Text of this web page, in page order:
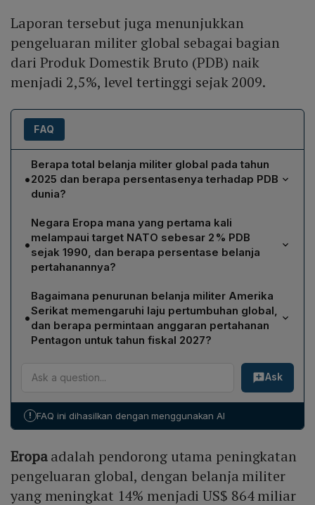
Laporan tersebut juga menunjukkan
pengeluaran militer global sebagai bagian
dari Produk Domestik Bruto (PDB) naik
menjadi 2,5%, level tertinggi sejak 2009.
FAQ
•
Berapa total belanja militer global pada tahun
2025 dan berapa persentasenya terhadap PDB
dunia?
Menurut laporan SIPRI, belanja militer global pada 2025
mencapai US$ 2,89 triliun (sekitar Rp 49,8 kuadriliun)
dan menyumbang 2,5 % dari PDB dunia, yaitu level
tertinggi sejak 2009.
•
Negara Eropa mana yang pertama kali
melampaui target NATO sebesar 2 % PDB
sejak 1990, dan berapa persentase belanja
pertahanannya?
Jerman menjadi negara pertama di Eropa yang
melampaui ambang NATO 2 % PDB sejak 1990, dengan
beban militer mencapai 2,3 % dari PDB pada 2025
setelah peningkatan pengeluaran sebesar 24 %
•
Bagaimana penurunan belanja militer Amerika
Serikat memengaruhi laju pertumbuhan global,
dan berapa permintaan anggaran pertahanan
Pentagon untuk tahun fiskal 2027?
menurunkan laju pertumbuhan belanja militer global
menjadi 2,9 % pada 2025, jauh di bawah 9,7 % tahun
permintaan anggaran sekitar US$ 1,5 triliun
menjadi permintaan terbesar dalam sejarah.
Ask
! FAQ ini dihasilkan dengan menggunakan AI
Eropaadalah pendorong utama peningkatan
pengeluaran global, dengan belanja militer
yang meningkat 14% menjadi US$ 864 miliar